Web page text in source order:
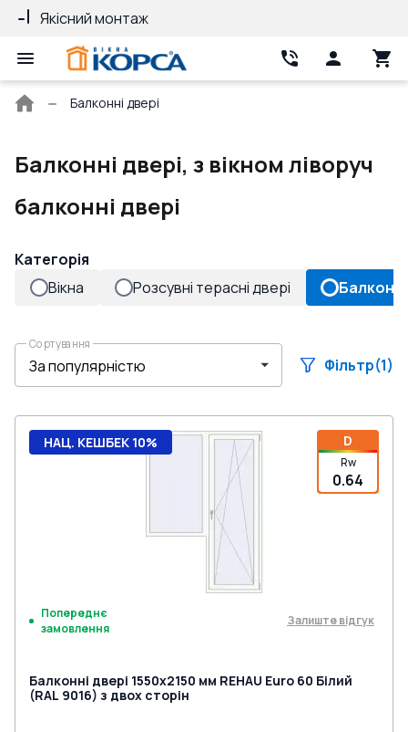
Якісний монтаж
Головна
Балконні двері
Балконні двері, з вікном ліворуч
балконні двері
Категорія
Вікна
Розсувні терасні двері
Сортування
Фільтр(1)
D
Rw
0.64
НАЦ. КЕШБЕК 10%
Попереднє
замовлення
Залиште відгук
Балконні двері 1550x2150 мм REHAU Euro 60 Білий
(RAL 9016) з двох сторін